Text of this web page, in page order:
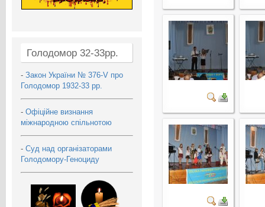
Голодомор 32-33рр.
- Закон України № 376-V про
Голодомор 1932-33 рр.
- Офіційне визнання
міжнародною спільнотою
- Суд над організаторами
Голодомору-Геноциду